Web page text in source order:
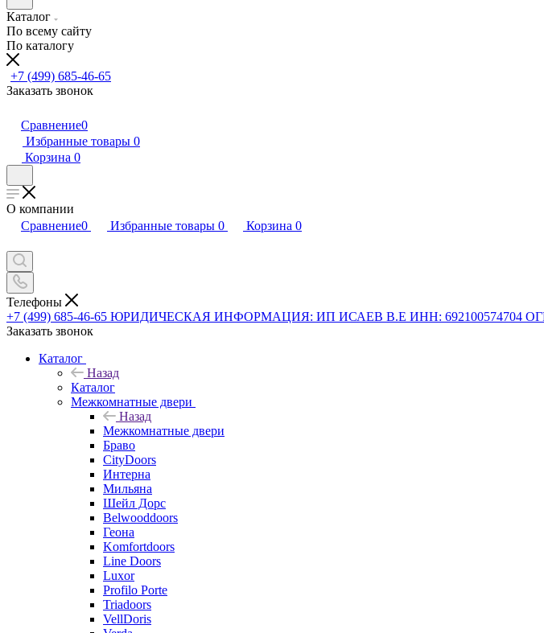
Каталог
По всему сайту
По каталогу
+7 (499) 685-46-65
Заказать звонок
Сравнение0
Избранные товары 0
Корзина 0
О компании
Сравнение0 Избранные товары 0 Корзина 0
Телефоны
+7 (499) 685-46-65 ЮРИДИЧЕСКАЯ ИНФОРМАЦИЯ: ИП ИСАЕВ В.Е ИНН: 692100574704
Заказать звонок
Каталог
Назад
Каталог
Межкомнатные двери
Назад
Межкомнатные двери
Браво
CityDoors
Интерна
Мильяна
Шейл Дорс
Belwooddoors
Геона
Komfortdoors
Line Doors
Luxor
Profilo Porte
Triadoors
VellDoris